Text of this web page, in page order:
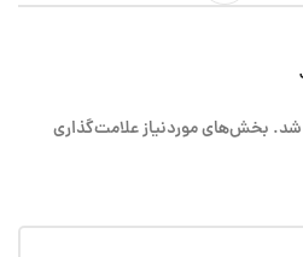
شد. بخش‌های موردنیاز علامت‌گذاری